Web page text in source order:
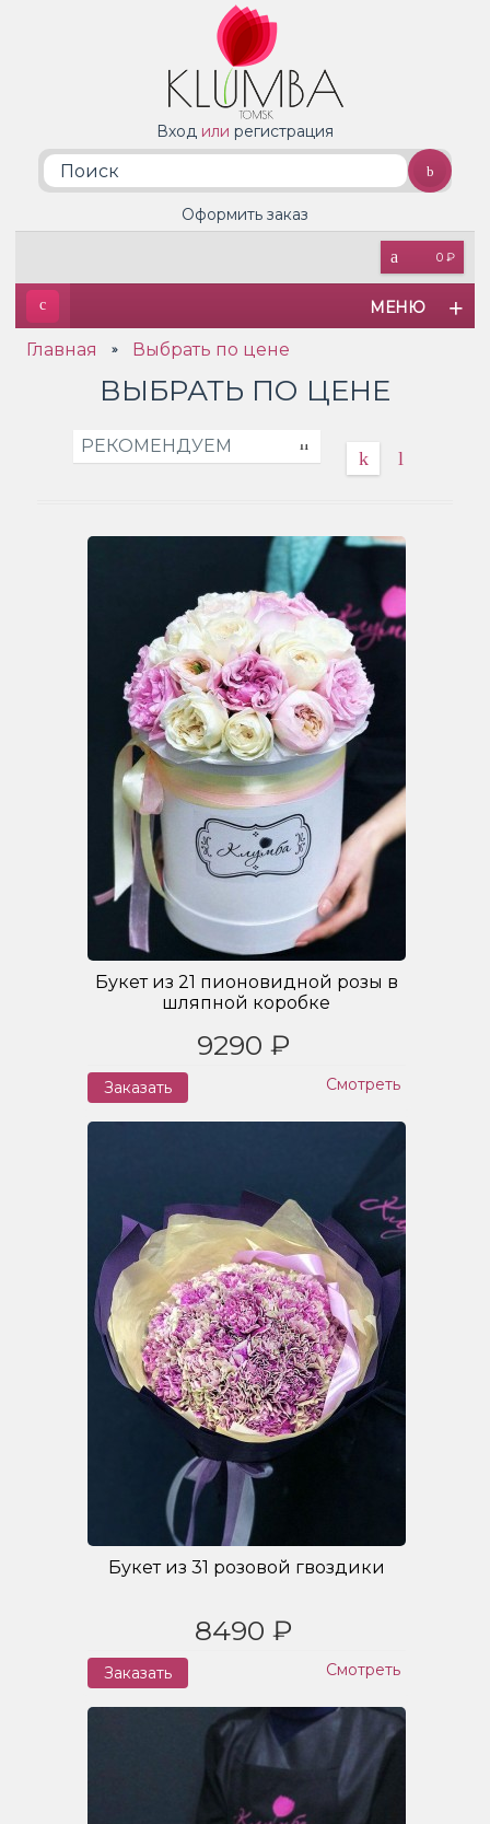
Вход или регистрация
0 ₽
Оформить заказ
МЕНЮ
Главная » Выбрать по цене
ВЫБРАТЬ ПО ЦЕНЕ
Букет из 21 пионовидной розы в
шляпной коробке
9290 ₽
Заказать Смотреть
Букет из 31 розовой гвоздики
8490 ₽
Заказать Смотреть